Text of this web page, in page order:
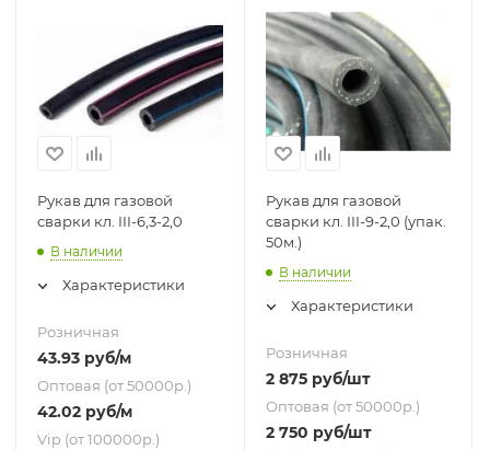
Рукав для газовой
сварки кл. III-6,3-2,0
В наличии
Характеристики
Розничная
43.93 руб/м
Оптовая (от 50000р.)
42.02 руб/м
Vip (от 100000р.)
Рукав для газовой
сварки кл. III-9-2,0 (упак.
50м.)
В наличии
Характеристики
Розничная
2 875руб/шт
Оптовая (от 50000р.)
2 750 руб/шт